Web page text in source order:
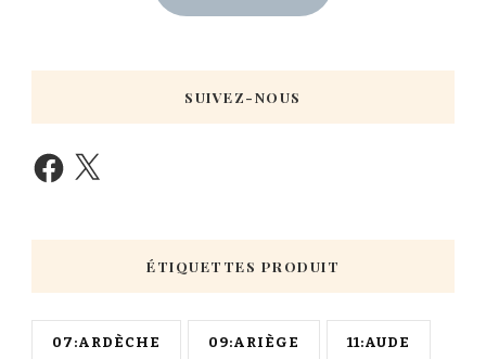
SUIVEZ-NOUS
ÉTIQUETTES PRODUIT
07:ARDÈCHE 09:ARIÈGE 11:AUDE